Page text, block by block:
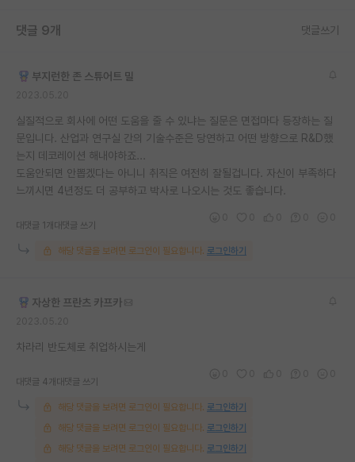
댓글 9개 댓글쓰기
부지런한 존 스튜어트 밀
실질적으로 회사에 어떤 도움을 줄 수 있냐는 질문은 면접마다 등장하는 질
문입니다. 산업과 연구실 간의 기술수준은 당연하고 어떤 방향으로 R&D했
는지 데코레이션 해내야하죠...
도움안되면 안뽑겠다는 아니니 취직은 여전히 잘될겁니다. 자신이 부족하다
느끼시면 4년정도 더 공부하고 박사로 나오시는 것도 좋습니다.
대댓글 1개 대댓글 쓰기
해당 댓글을 보려면 로그인이 필요합니다. 로그인하기
자상한 프란츠 카프카
차라리 반도체로 취업하시는게
대댓글 4개 대댓글 쓰기
해당 댓글을 보려면 로그인이 필요합니다. 로그인하기
해당 댓글을 보려면 로그인이 필요합니다. 로그인하기
해당 댓글을 보려면 로그인이 필요합니다. 로그인하기